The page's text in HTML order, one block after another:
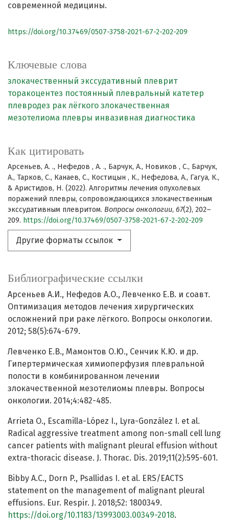
Ключевые слова
злокачественный экссудативный плеврит
торакоцентез постоянный плевральный катетер
плевродез рак лёгкого злокачественная
мезотелиома плевры инвазивная диагностика
Как цитировать
Арсеньев, А. ., Нефедов , А. ., Барчук, А., Новиков , С., Барчук,
А., Тарков, С., Канаев, С., Костицын , К., Нефедова, А., Гагуа, К.,
& Аристидов, Н. (2022). Алгоритмы лечения опухолевых
поражений плевры, сопровождающихся злокачественным
экссудативным плевритом. Вопросы онкологии, 67(2), 202–
209. https://doi.org/10.37469/0507-3758-2021-67-2-202-209
Другие форматы ссылок
современной медицины.
https://doi.org/10.37469/0507-3758-2021-67-2-202-209
Библиографические ссылки
Арсеньев А.И., Нефедов А.О., Левченко Е.В. и соавт.
Оптимизация методов лечения хирургических
осложнений при раке лёгкого. Вопросы онкологии.
2012; 58(5):674-679.
Левченко Е.В., Мамонтов О.Ю., Сенчик К.Ю. и др.
Гипертермическая химиоперфузия плевральной
полости в комбинированном лечении
злокачественной мезотелиомы плевры. Вопросы
онкологии. 2014;4:482-485.
Arrieta O., Escamilla-López I., Lyra-González I. et al.
Radical aggressive treatment among non-small cell lung
cancer patients with malignant pleural effusion without
extra-thoracic disease. J. Thorac. Dis. 2019;11(2):595-601.
Bibby A.C., Dorn P., Psallidas I. et al. ERS/EACTS
statement on the management of malignant pleural
effusions. Eur. Respir. J. 2018;52: 1800349.
https://doi.org/10.1183/13993003.00349-2018.